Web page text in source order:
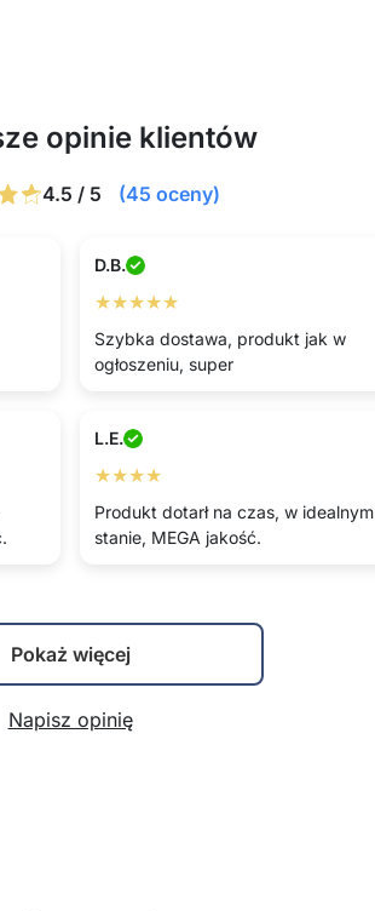
opinie klientów
4.5 / 5 (45 oceny)
D.B.
★★★★★
Szybka dostawa, produkt jak w
ogłoszeniu, super
L.E.
★★★★
Produkt dotarł na czas, w idealnym
stanie, MEGA jakość.
Pokaż więcej
Napisz opinię